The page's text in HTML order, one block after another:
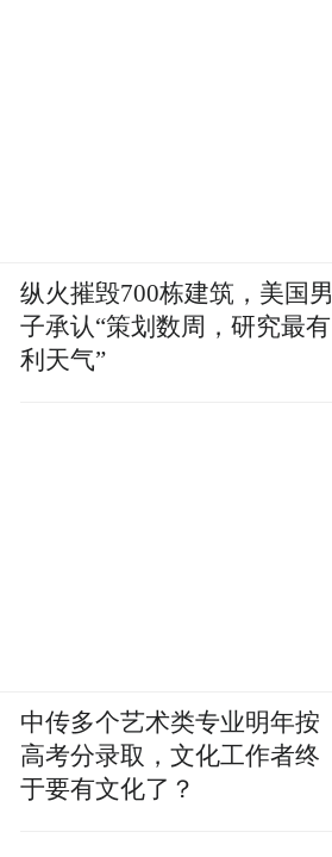
纵火摧毁700栋建筑，美国男
子承认“策划数周，研究最有
利天气”
中传多个艺术类专业明年按
高考分录取，文化工作者终
于要有文化了？